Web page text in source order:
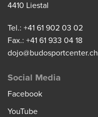
4410 Liestal
Tel.: +41 61 902 03 02
Fax.: +41 61 933 04 18
dojo@budosportcenter.ch
Social Media
Facebook
YouTube